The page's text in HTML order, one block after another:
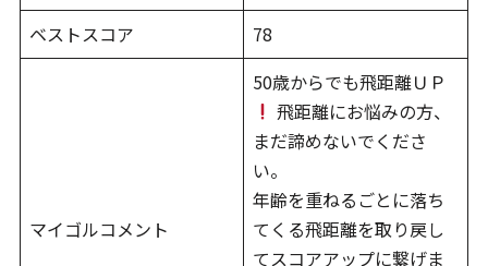
ベストスコア
78
マイゴルコメント
50歳からでも飛距離ＵＰ
飛距離にお悩みの方、
まだ諦めないでくださ
い。
年齢を重ねるごとに落ち
てくる飛距離を取り戻し
てスコアアップに繋げま